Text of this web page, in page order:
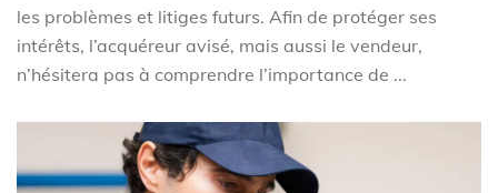
les problèmes et litiges futurs. Afin de protéger ses
intérêts, l’acquéreur avisé, mais aussi le vendeur,
n’hésitera pas à comprendre l’importance de ...